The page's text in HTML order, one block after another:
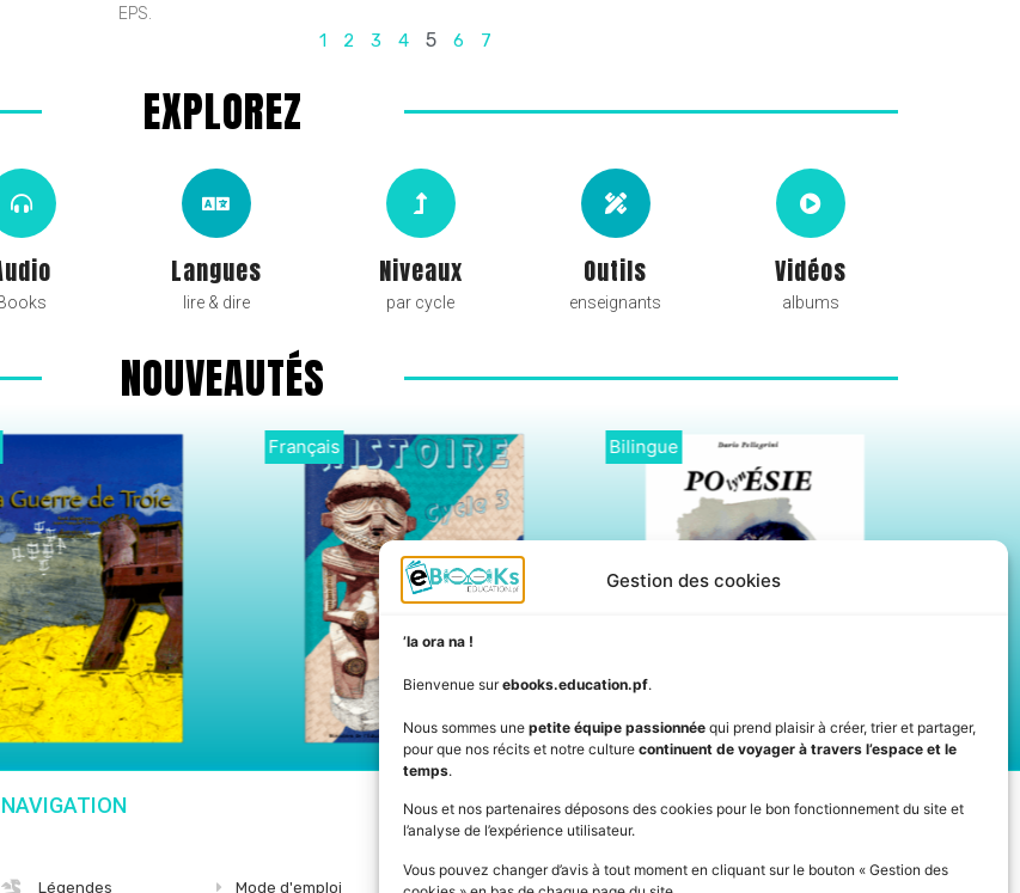
Gestion des cookies
’Ia ora na !
Bienvenue surebooks.education.pf.
Nous sommes une petite équipe passionnée qui prend plaisir à créer, trier et partager,
pour que nos récits et notre culture continuent de voyager à travers l’espace et le
temps.
Nous et nos partenaires déposons des cookies pour le bon fonctionnement du site et
l’analyse de l’expérience utilisateur.
Vous pouvez changer d’avis à tout moment en cliquant sur le bouton « Gestion des
EPS.
1 2 3 4 5 6 7
EXPLOREZ
Langues
lire & dire
Niveaux
par cycle
Outils
enseignants
Vidéos
albums
NOUVEAUTÉS
Bilingue Didactique
NAVIGATION
Légendes Mode d'emploi
SUIVEZ L'ACTUALITÉ DE L'ÉDUCATION